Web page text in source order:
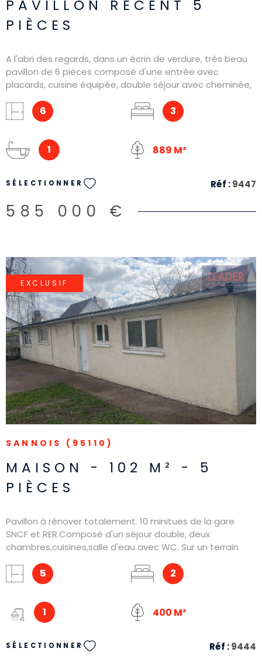
PAVILLON RÉCENT 5
PIÈCES
A l'abri des regards, dans un écrin de verdure, très beau
pavillon de 6 pièces composé d'une entrée avec
placards, cuisine équipée, double séjour avec cheminée,
palier, deux chambres, une salle de bains avec WC.
Véranda Un double garage, avec cave à vin, atelier,
paysagé, exposé plein Sud de près 890 mètres carrés.
6 3
1 889 M²
SÉLECTIONNER Réf :9447
585 000 €
SANNOIS (95110)
MAISON - 102 M² - 5
PIÈCES
Pavillon à rénover totalement. 10 minitues de la gare
SNCF et RER.Composé d'un séjour double, deux
chambres,cuisines,salle d'eau avec WC. Sur un terrain
5 2
1 400 M²
SÉLECTIONNER Réf :9444
EXCLUSIF
VOIR LE BIEN